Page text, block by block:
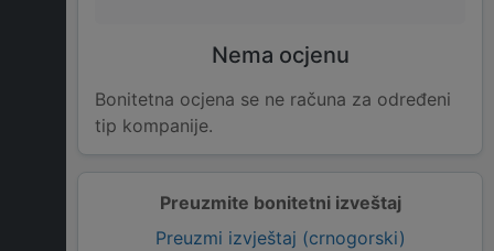
Preuzmite bonitetni izveštaj
Preuzmi izvještaj (crnogorski)
Nema ocjenu
Bonitetna ocjena se ne računa za određeni
tip kompanije.